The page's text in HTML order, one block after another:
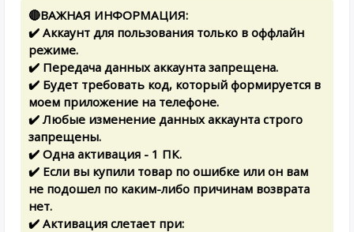
🔴ВАЖНАЯ ИНФОРМАЦИЯ:
✔️ Аккаунт для пользования только в оффлайн
режиме.
✔️ Передача данных аккаунта запрещена.
✔️ Будет требовать код, который формируется в
моем приложение на телефоне.
✔️ Любые изменение данных аккаунта строго
запрещены.
✔️ Одна активация - 1 ПК.
✔️ Если вы купили товар по ошибке или он вам
не подошел по каким-либо причинам возврата
нет.
✔️ Активация слетает при: